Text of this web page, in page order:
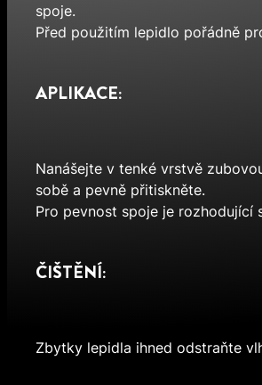
spoje.
Před použitím lepidlo pořádně
APLIKACE:
Nanášejte v tenké vrstvě
sobě a pevně přitiskněte.
Pro pevnost spoje je rozhodující
ČIŠTĚNÍ:
Zbytky lepidla ihned odstraňte